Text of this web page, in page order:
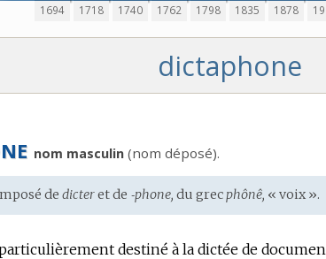
1694 1718 1740 1762 1798 1835 1878
dictaphone
nom masculin (nom déposé).
dedicteret de ‑phone, dugrecphônê, « voix ».
destiné à la dictée de